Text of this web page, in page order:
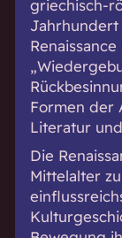
griechisch-
Jahrhundert
Formen der
Literatur
Die
Mittelalter